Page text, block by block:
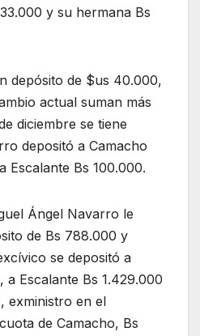
y su hermana Bs
depósito de $us 40.000,
actual suman más
diciembre se tiene
depositó a Camacho
Escalante Bs 100.000.
Ángel Navarro le
de Bs 788.000 y
se depositó a
Escalante Bs 1.429.000
exministro en el
de Camacho, Bs